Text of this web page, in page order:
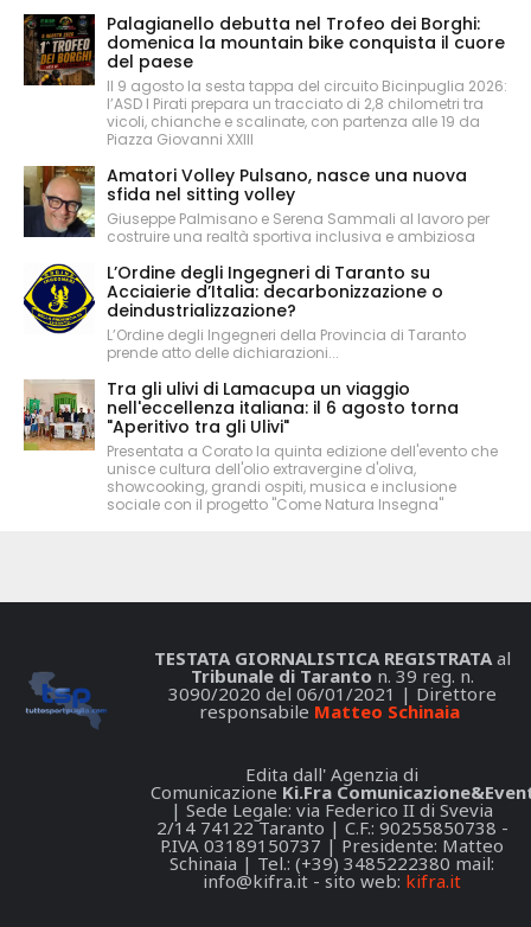
Palagianello debutta nel Trofeo dei Borghi:
domenica la mountain bike conquista il cuore
del paese
Il 9 agosto la sesta tappa del circuito Bicinpuglia 2026:
l’ASD I Pirati prepara un tracciato di 2,8 chilometri tra
vicoli, chianche e scalinate, con partenza alle 19 da
Piazza Giovanni XXIII
Amatori Volley Pulsano, nasce una nuova
sfida nel sitting volley
Giuseppe Palmisano e Serena Sammali al lavoro per
costruire una realtà sportiva inclusiva e ambiziosa
L’Ordine degli Ingegneri di Taranto su
Acciaierie d’Italia: decarbonizzazione o
deindustrializzazione?
L’Ordine degli Ingegneri della Provincia di Taranto
prende atto delle dichiarazioni...
Tra gli ulivi di Lamacupa un viaggio
nell'eccellenza italiana: il 6 agosto torna
"Aperitivo tra gli Ulivi"
Presentata a Corato la quinta edizione dell'evento che
unisce cultura dell'olio extravergine d'oliva,
showcooking, grandi ospiti, musica e inclusione
sociale con il progetto "Come Natura Insegna"
TESTATA GIORNALISTICA REGISTRATAal
Tribunale di Taranto n. 39 reg. n.
3090/2020 del 06/01/2021 | Direttore
responsabile Matteo Schinaia
Edita dall' Agenzia di
Comunicazione Ki.Fra
| Sede Legale: via Federico II di Svevia
2/14 74122 Taranto | C.F.: 90255850738 -
P.IVA 03189150737 | Presidente: Matteo
Schinaia | Tel.: (+39) 3485222380 mail:
info@kifra.it - sito web: kifra.it